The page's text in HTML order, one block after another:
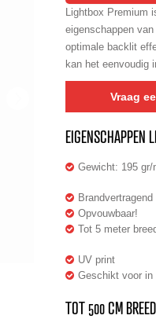
Lightbox Premium
eigenschappen
optimale backlit
kan het eenvoudig
Vraag
EIGENSCHAPPEN
Gewicht: 195 gr/
Brandvertragend
Opvouwbaar!
Tot 5 meter
UV print
Geschikt voor in
TOT 500 CM BREED